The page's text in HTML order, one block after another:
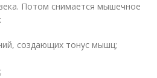
Потом снимается мышечное
создающих тонус мышц;